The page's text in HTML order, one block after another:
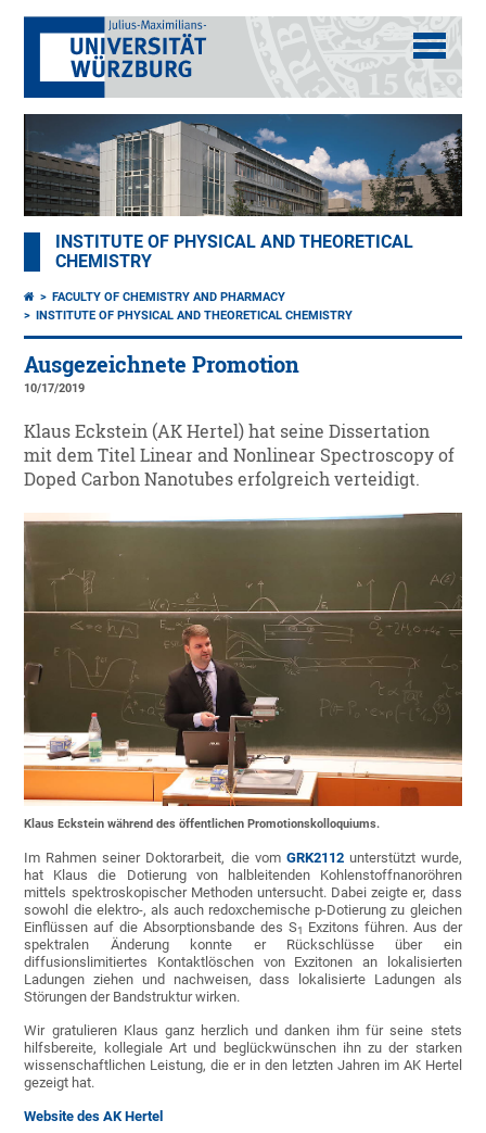
INSTITUTE OF PHYSICAL AND THEORETICAL
CHEMISTRY
FACULTY OF CHEMISTRY AND PHARMACY
INSTITUTE OF PHYSICAL AND THEORETICAL CHEMISTRY
Ausgezeichnete Promotion
10/17/2019
Klaus Eckstein (AK Hertel) hat seine Dissertation
mit dem Titel Linear and Nonlinear Spectroscopy of
Doped Carbon Nanotubes erfolgreich verteidigt.
Klaus Eckstein während des öffentlichen Promotionskolloquiums.
Im Rahmen seiner Doktorarbeit, die vom GRK2112unterstützt wurde,
hat Klaus die Dotierung von halbleitenden Kohlenstoffnanoröhren
mittels spektroskopischer Methoden untersucht. Dabei zeigte er, dass
sowohl die elektro-, als auch redoxchemische p-Dotierung zu gleichen
Einflüssen auf die Absorptionsbande des S1
Exzitons führen. Aus der
spektralen Änderung konnte er Rückschlüsse über ein
diffusionslimitiertes Kontaktlöschen von Exzitonen an lokalisierten
Ladungen ziehen und nachweisen, dass lokalisierte Ladungen als
Störungen der Bandstruktur wirken.
Wir gratulieren Klaus ganz herzlich und danken ihm für seine stets
hilfsbereite, kollegiale Art und beglückwünschen ihn zu der starken
wissenschaftlichen Leistung, die er in den letzten Jahren im AK Hertel
gezeigt hat.
Website des AK Hertel